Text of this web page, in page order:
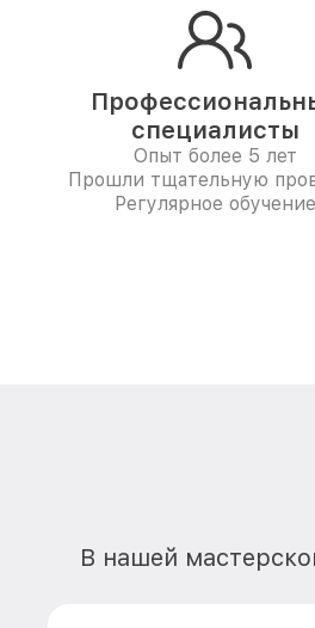
специалисты
Опыт более 5 лет
Прошли тщательную
Регулярное обучение
В нашей